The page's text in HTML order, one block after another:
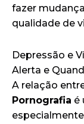
fazer
qualidade de
Depressão e
Alerta e
A relação
Pornografia é